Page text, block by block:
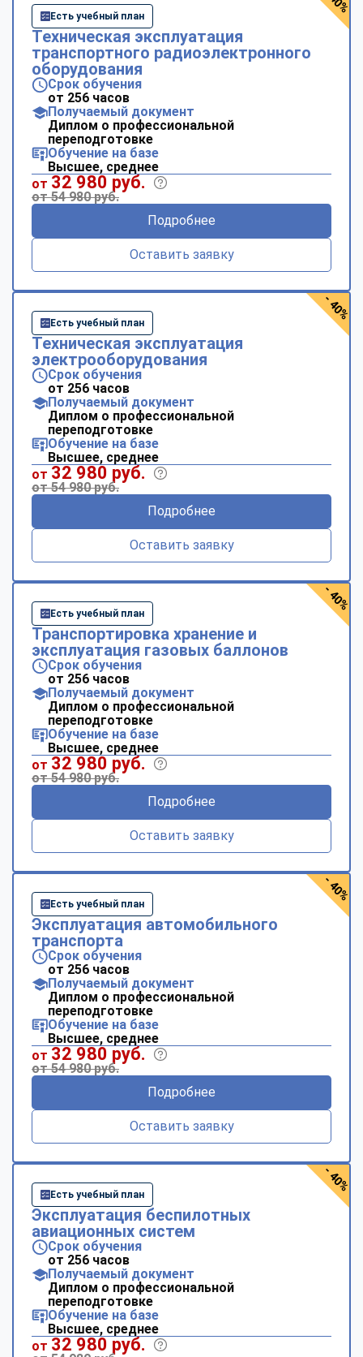
Есть учебный план
Техническая эксплуатация
транспортного радиоэлектронного
оборудования
Срок обучения
от 256 часов
Получаемый документ
Диплом о профессиональной
переподготовке
Обучение на базе
Высшее, среднее
от 32 980 руб.
от 54 980 руб.
Подробнее
Оставить заявку
Есть учебный план
Техническая эксплуатация
электрооборудования
Срок обучения
от 256 часов
Получаемый документ
Диплом о профессиональной
переподготовке
Обучение на базе
Высшее, среднее
от 32 980 руб.
от 54 980 руб.
Подробнее
Оставить заявку
- 40%
Есть учебный план
Транспортировка хранение и
эксплуатация газовых баллонов
Срок обучения
от 256 часов
Получаемый документ
Диплом о профессиональной
переподготовке
Обучение на базе
Высшее, среднее
от 32 980 руб.
от 54 980 руб.
Подробнее
Оставить заявку
- 40%
Есть учебный план
Эксплуатация автомобильного
транспорта
Срок обучения
от 256 часов
Получаемый документ
Диплом о профессиональной
переподготовке
Обучение на базе
Высшее, среднее
от 32 980 руб.
от 54 980 руб.
Подробнее
Оставить заявку
- 40%
Есть учебный план
Эксплуатация беспилотных
авиационных систем
Срок обучения
от 256 часов
Получаемый документ
Диплом о профессиональной
переподготовке
Обучение на базе
Высшее, среднее
от 32 980 руб.
- 40%